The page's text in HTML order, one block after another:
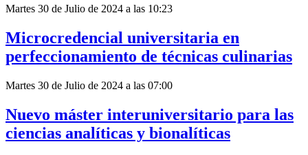
Martes 30 de Julio de 2024 a las 10:23
Microcredencial universitaria en
perfeccionamiento de técnicas culinarias
Martes 30 de Julio de 2024 a las 07:00
Nuevo máster interuniversitario para las
ciencias analíticas y bionalíticas